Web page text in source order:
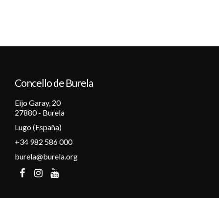
Concello de Burela
Eijo Garay, 20
27880 - Burela
Lugo (España)
+34 982 586 000
burela@burela.org